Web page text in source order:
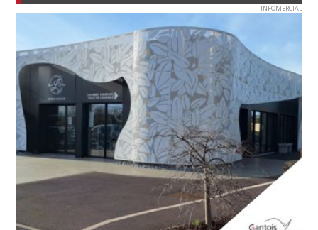
INFOMERCIAL